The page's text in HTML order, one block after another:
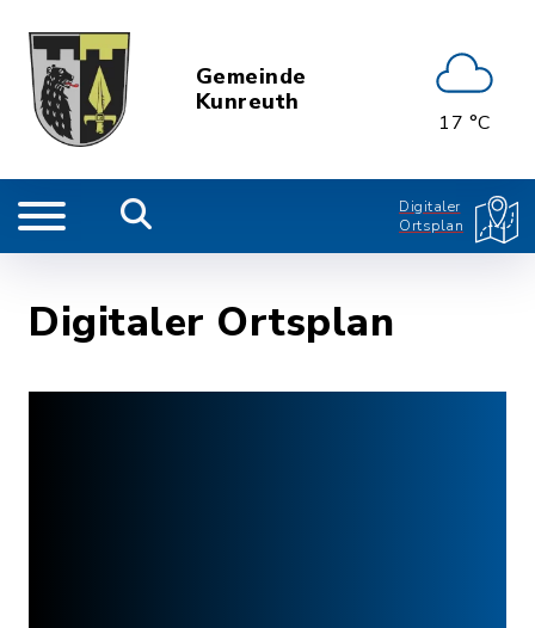
Gemeinde
Kunreuth
17 °C
Digitaler
Ortsplan
Digitaler Ortsplan